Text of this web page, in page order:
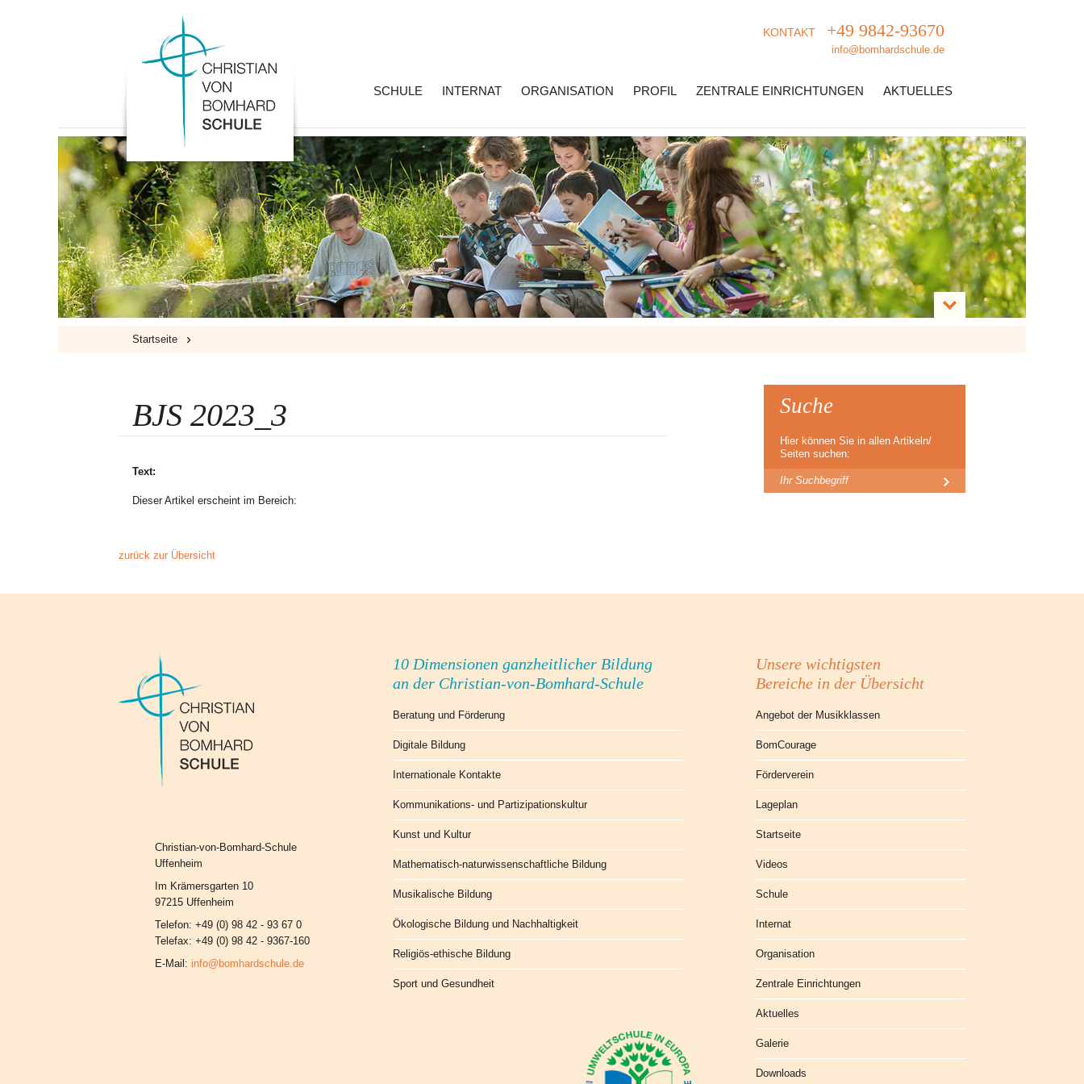
KONTAKT +49 9842-93670
info@bomhardschule.de
SCHULE INTERNAT ORGANISATION PROFIL ZENTRALE EINRICHTUNGEN AKTUELLES
Startseite ›
BJS 2023_3
Text:
Dieser Artikel erscheint im Bereich:
zurück zur Übersicht
Suche
Hier können Sie in allen Artikeln/
Seiten suchen:
Christian-von-Bomhard-Schule
Uffenheim
Im Krämersgarten 10
97215 Uffenheim
Telefon: +49 (0) 98 42 - 93 67 0
Telefax: +49 (0) 98 42 - 9367-160
E-Mail: info@bomhardschule.de
10 Dimensionen ganzheitlicher Bildung
an der Christian-von-Bomhard-Schule
Beratung und Förderung
Digitale Bildung
Internationale Kontakte
Kommunikations- und Partizipationskultur
Kunst und Kultur
Mathematisch-naturwissenschaftliche Bildung
Musikalische Bildung
Ökologische Bildung und Nachhaltigkeit
Religiös-ethische Bildung
Sport und Gesundheit
Unsere wichtigsten
Bereiche in der Übersicht
Angebot der Musikklassen
BomCourage
Förderverein
Lageplan
Startseite
Videos
Schule
Internat
Organisation
Zentrale Einrichtungen
Aktuelles
Galerie
Downloads